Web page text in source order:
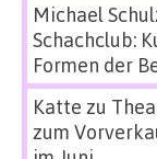
Michael
Schachclub:
Formen der
Katte zu
zum